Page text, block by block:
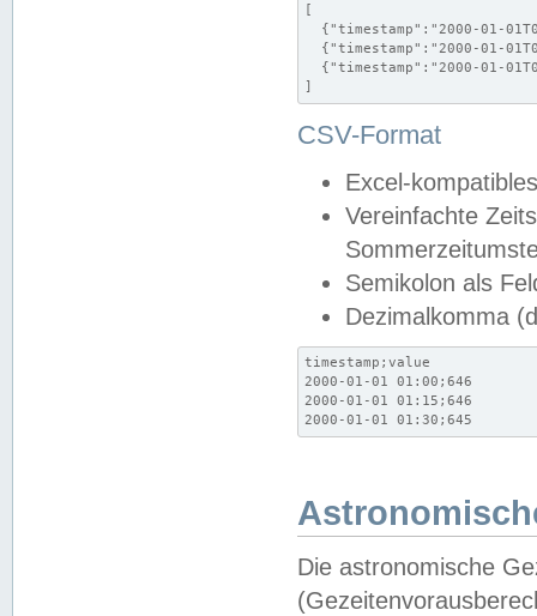
[
{"timestamp":"2000-01-
{"timestamp":"2000-01-
{"timestamp":"2000-01-
]
CSV-Format
Excel-
Vereinfachte
Semikolon als
Dezimalkomma
timestamp;value
2000-01-01 01:00;646
2000-01-01 01:15;646
2000-01-01 01:30;645
Die astronomische